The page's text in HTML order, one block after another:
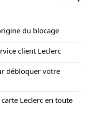
du blocage
client Leclerc
débloquer votre
Leclerc en toute